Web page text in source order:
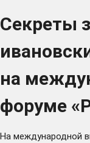
Секреты
на
форуме
На международной